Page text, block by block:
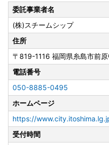
マイナンバーカードをお持
3年9月1日よりオンライン
続きが可能となりました。
詳細については以下のリンク
オンライン申請のご案内
※詳しい申請手順は、お送り
せ。
※マイナンバーカードをお持
のご提出（郵送）が必要と
お送りするワンストップ特
上、ご返送をお願いします。
委託事業者名
(株)スチームシップ
住所
〒819-1116 福岡県糸島市前
電話番号
050-8885-0495
ホームページ
https://
受付時間